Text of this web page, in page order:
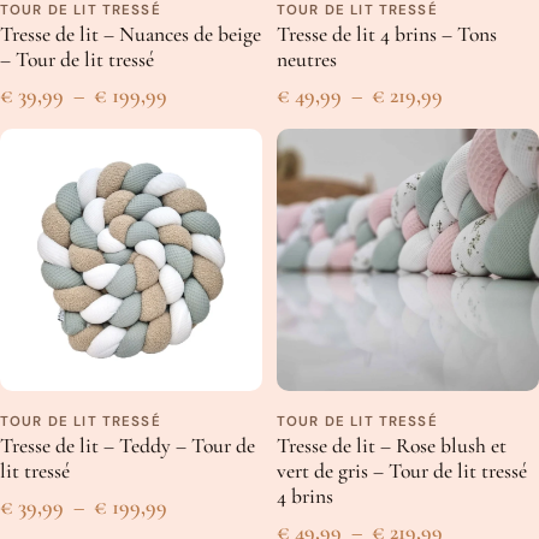
Tissu de coton respirant certifié Oeko-Tex
Rembourrage coton PP respirant certifié Oeko-Tex
de hauteur
Disponible en plusieurs tailles
Fabriqué en Belgique
Comme nos créations sont faites à la main, les dimensions
peuvent varier légèrement.
Nos tresses sont lavables en machine à basse température
tours/minute maximum
Nous vous conseillons de les mettre dans un
qu’elles ne s’abîment en machine.
TOUR DE LIT TRESSÉ
Tresse de lit – Nuances de beige
– Tour de lit tressé
€ 39,99 – € 199,99
de
prix :
€ 39,99
à
€ 199,99
TOUR DE LIT TRESSÉ
Tresse de lit 4 brins – Tons
neutres
€ 49,99 – € 219,99
de
prix :
€ 49,99
à
€ 219,99
TOUR DE LIT TRESSÉ
Tresse de lit – Teddy – Tour de
lit tressé
€ 39,99 – € 199,99
TOUR DE LIT TRESSÉ
Tresse de lit – Rose blush et
vert de gris – Tour de lit tressé
4 brins
€ 49,99 – € 219,99